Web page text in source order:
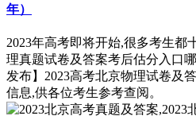
年）
2023年高考即将开始,很多考生都
理真题试卷及答案考后估分入口
发布】2023高考北京物理试卷及
信息,供各位考生参考查阅。